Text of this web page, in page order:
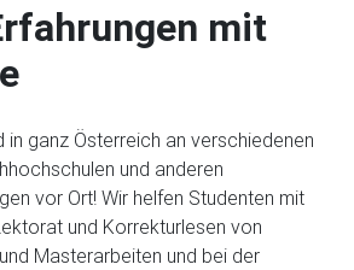
mit
in ganz Österreich an verschiedenen
und anderen
vor Ort! Wir helfen Studenten mit
und Korrekturlesen von
Masterarbeiten und bei der